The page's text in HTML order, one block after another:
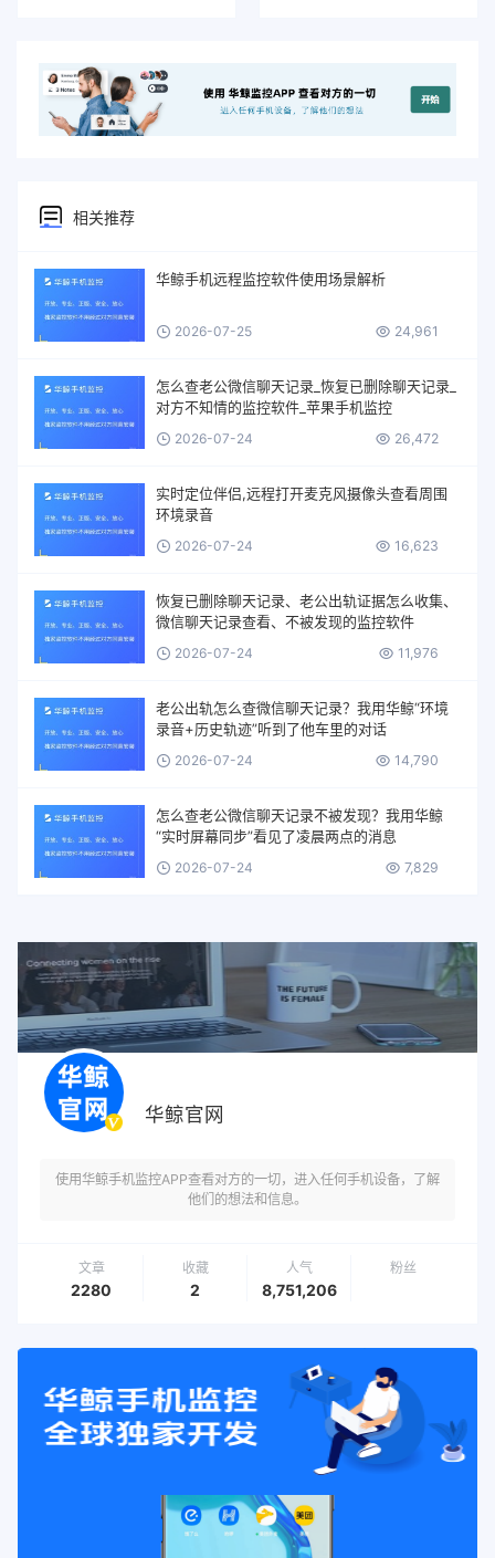
相关推荐
华鲸手机远程监控软件使用场景解析
2026-07-25 24,961
怎么查老公微信聊天记录_恢复已删除聊天记录_
对方不知情的监控软件_苹果手机监控
2026-07-24 26,472
实时定位伴侣,远程打开麦克风摄像头查看周围
环境录音
2026-07-24 16,623
恢复已删除聊天记录、老公出轨证据怎么收集、
微信聊天记录查看、不被发现的监控软件
2026-07-24 11,976
老公出轨怎么查微信聊天记录？我用华鲸“环境
录音+历史轨迹”听到了他车里的对话
2026-07-24 14,790
怎么查老公微信聊天记录不被发现？我用华鲸
“实时屏幕同步”看见了凌晨两点的消息
2026-07-24 7,829
华鲸官网
使用华鲸手机监控APP查看对方的一切，进入任何手机设备，了解
他们的想法和信息。
文章
2280
收藏
2
人气
8,751,206
粉丝